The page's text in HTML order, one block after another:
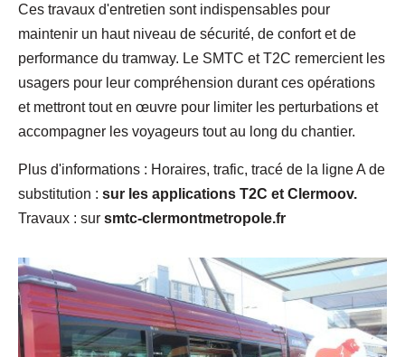
Ces travaux d'entretien sont indispensables pour
maintenir un haut niveau de sécurité, de confort et de
performance du tramway. Le SMTC et T2C remercient les
usagers pour leur compréhension durant ces opérations
et mettront tout en œuvre pour limiter les perturbations et
accompagner les voyageurs tout au long du chantier.
Plus d'informations : Horaires, trafic, tracé de la ligne A de
substitution : sur les applications T2C et Clermoov.
Travaux : sur smtc-clermontmetropole.fr